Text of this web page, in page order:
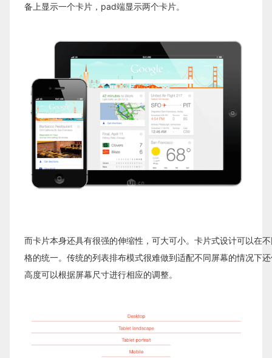
备上显示一个卡片，pad端显示两个卡片。
而卡片本身还具有很强的伸缩性，可大可小。卡片式设计可以在
格的统一。传统的列表排布模式很难做到适配不同屏幕的情况下
高度可以根据屏幕尺寸进行相应的调整。